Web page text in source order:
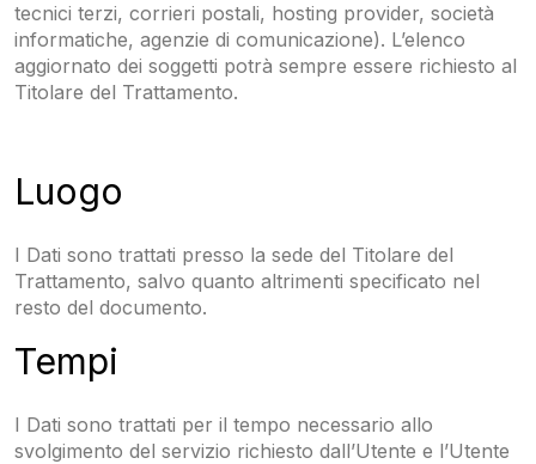
tecnici terzi, corrieri postali, hosting provider, società
informatiche, agenzie di comunicazione). L’elenco
aggiornato dei soggetti potrà sempre essere richiesto al
Titolare del Trattamento.
Luogo
I Dati sono trattati presso la sede del Titolare del
Trattamento, salvo quanto altrimenti specificato nel
resto del documento.
Tempi
I Dati sono trattati per il tempo necessario allo
svolgimento del servizio richiesto dall’Utente e l’Utente